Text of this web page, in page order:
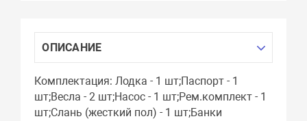
ОПИСАНИЕ
Комплектация: Лодка - 1 шт;Паспорт - 1
шт;Весла - 2 шт;Насос - 1 шт;Рем.комплект - 1
шт;Слань (жесткий пол) - 1 шт;Банки